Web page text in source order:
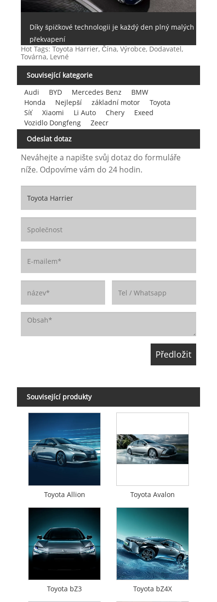
Díky špičkové technologii je každý den plný malých
překvapení
Hot Tags: Toyota Harrier, Čína, Výrobce, Dodavatel,
Továrna, Levné
Související kategorie
Audi
BYD Mercedes Benz
BMW
Honda
Nejlepší základní motor
Toyota
Síť
Xiaomi Li Auto Chery
Exeed
Vozidlo Dongfeng
Zeecr
Odeslat dotaz
Neváhejte a napište svůj dotaz do formuláře
níže. Odpovíme vám do 24 hodin.
Související produkty
Toyota Allion Toyota Avalon
Toyota bZ3 Toyota bZ4X